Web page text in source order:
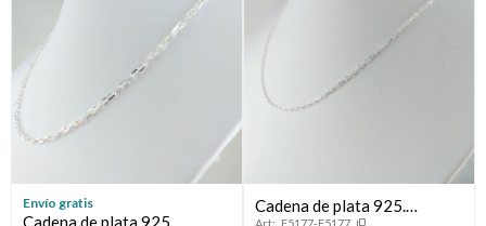
Envío gratis
Cadena de plata 925.
Cadena de plata 925.